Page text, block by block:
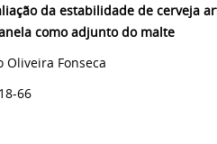
da estabilidade de cerveja
como adjunto do malte
Oliveira Fonseca
66